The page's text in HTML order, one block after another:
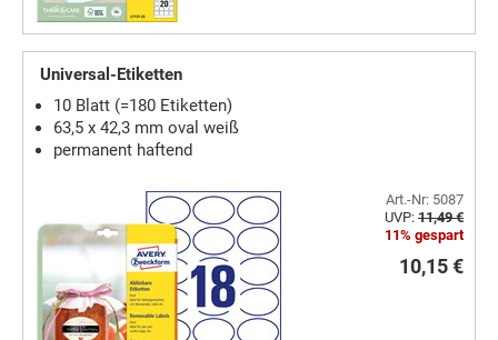
Universal-Etiketten
10 Blatt (=180 Etiketten)
63,5 x 42,3 mm oval weiß
permanent haftend
Art.-Nr: 5087
UVP: 11,49 €
11% gespart
10,15 €